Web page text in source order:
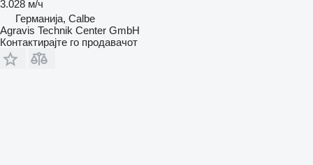
3.028 м/ч
Германија, Calbe
Agravis Technik Center GmbH
Контактирајте го продавачот